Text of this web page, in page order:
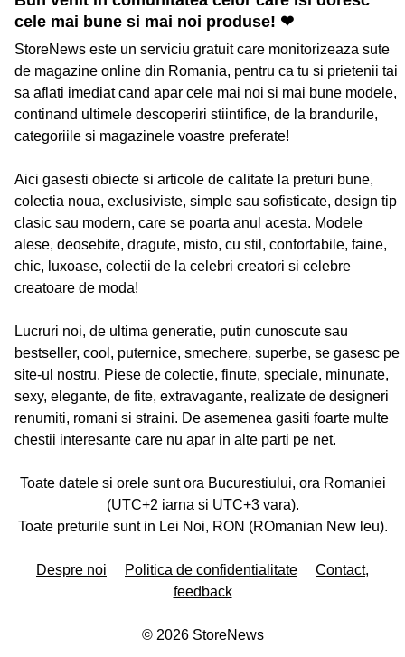
cele mai bune si mai noi produse! ❤
StoreNews este un serviciu gratuit care monitorizeaza sute
de magazine online din Romania, pentru ca tu si prietenii tai
sa aflati imediat cand apar cele mai noi si mai bune modele,
continand ultimele descoperiri stiintifice, de la brandurile,
categoriile si magazinele voastre preferate!
Aici gasesti obiecte si articole de calitate la preturi bune,
colectia noua, exclusiviste, simple sau sofisticate, design tip
clasic sau modern, care se poarta anul acesta. Modele
alese, deosebite, dragute, misto, cu stil, confortabile, faine,
chic, luxoase, colectii de la celebri creatori si celebre
creatoare de moda!
Lucruri noi, de ultima generatie, putin cunoscute sau
bestseller, cool, puternice, smechere, superbe, se gasesc pe
site-ul nostru. Piese de colectie, finute, speciale, minunate,
sexy, elegante, de fite, extravagante, realizate de designeri
renumiti, romani si straini. De asemenea gasiti foarte multe
chestii interesante care nu apar in alte parti pe net.
Toate datele si orele sunt ora Bucurestiului, ora Romaniei
(UTC+2 iarna si UTC+3 vara).
Toate preturile sunt in Lei Noi, RON (ROmanian New leu).
Despre noi Politica de confidentialitate
Contact,
feedback
© 2026StoreNews